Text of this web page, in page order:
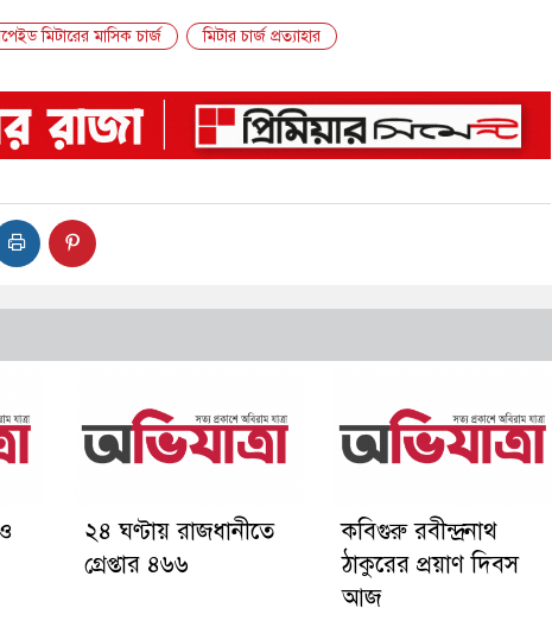
মিটারের মাসিক চার্জ মিটার চার্জ প্রত্যাহার
২৪ ঘণ্টায় রাজধানীতে
গ্রেপ্তার ৪৬৬
কবিগুরু রবীন্দ্রনাথ
ঠাকুরের প্রয়াণ দিবস
আজ